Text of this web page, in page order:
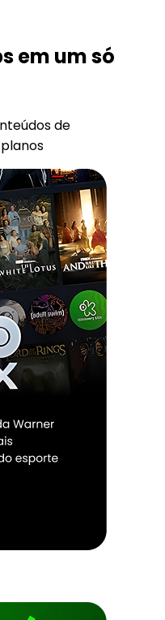
em um só
de